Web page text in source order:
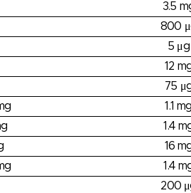
3.5
800
5 μg
12
75
1.1 mg
1.4
16
1.4
200